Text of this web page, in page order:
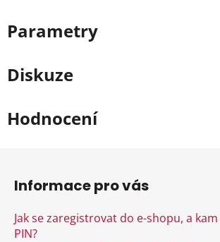
Parametry
Diskuze
Hodnocení
Informace pro vás
Jak se zaregistrovat do e-shopu, a
PIN?